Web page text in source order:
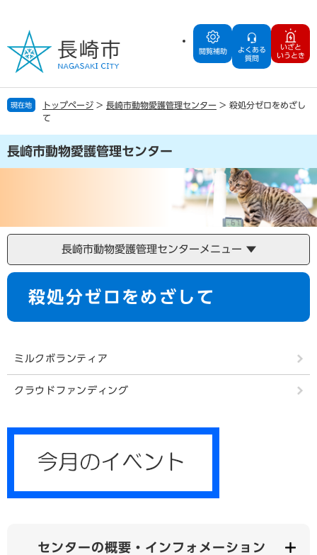
の
で
す
ー
ば
し
文
へ
閲覧補助
よくある
質問
いざと
いうとき
現在地 トップページ > 長崎市動物愛護管理センター > 殺処分ゼロをめざし
て
長崎市動物愛護管理センター
長崎市動物愛護管理センターメニュー
本
殺処分ゼロをめざして
ミルクボランティア
クラウドファンディング
センターの概要・インフォメーション